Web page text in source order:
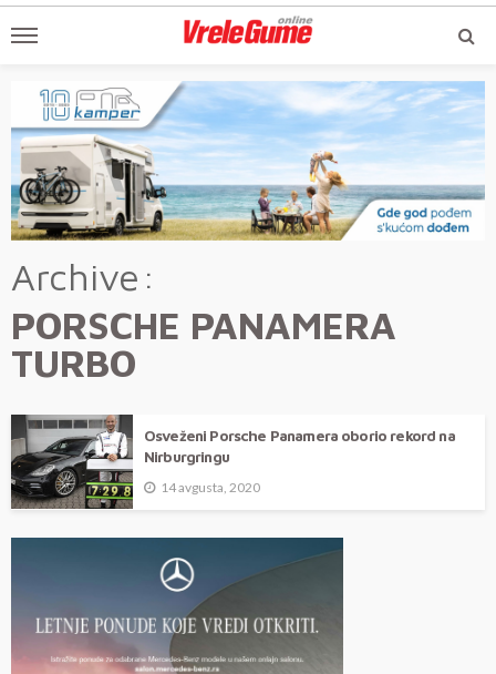
Archive
PORSCHE PANAMERA
TURBO
Osveženi Porsche Panamera oborio rekord na
Nirburgringu
14 avgusta, 2020